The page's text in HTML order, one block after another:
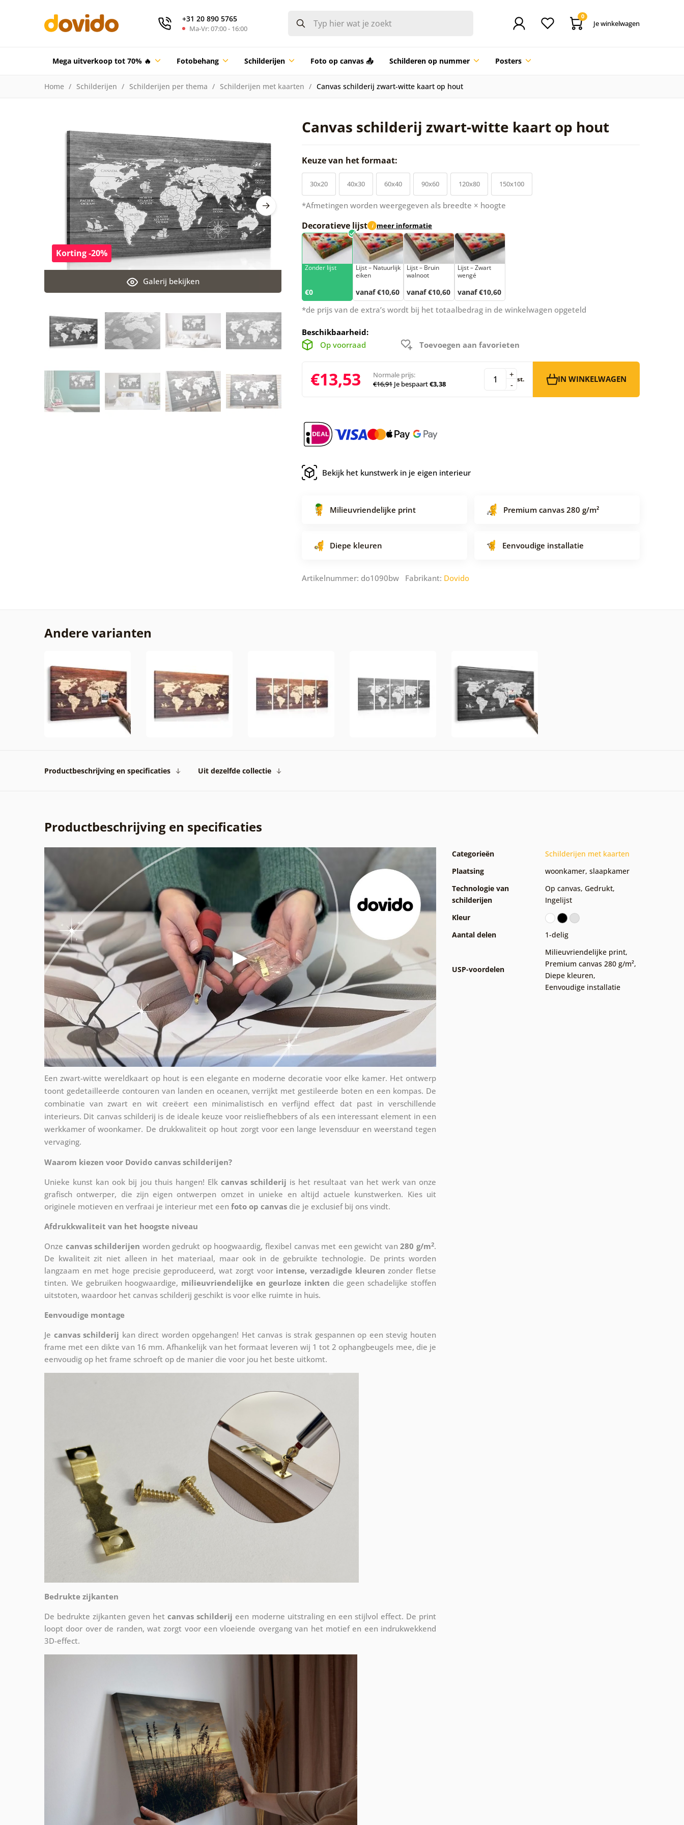
+31 20 890 5765
Ma-Vr: 07:00 - 16:00
0
Je winkelwagen
Mega uitverkoop tot 70% 🔥 Fotobehang Schilderijen Foto op canvas 📤 Schilderen op nummer Posters
Home Schilderijen Schilderijen per thema Schilderijen met kaarten Canvas schilderij zwart-witte kaart op hout
Canvas schilderij zwart-witte kaart op hout
Galerij bekijken
Korting -20%
Keuze van het formaat:
30x20 40x30 60x40 90x60 120x80 150x100
*Afmetingen worden weergegeven als breedte × hoogte
Decoratieve lijst i meer informatie
Zonder lijst
€0
Lijst – Natuurlijk
eiken
vanaf €10,60
Lijst – Bruin
walnoot
vanaf €10,60
Lijst – Zwart
wengé
vanaf €10,60
*de prijs van de extra’s wordt bij het totaalbedrag in de winkelwagen opgeteld
Beschikbaarheid:
Op voorraad
Toevoegen aan favorieten
€13,53
Normale prijs:
€16,91 Je bespaart€3,38 -
+ st. IN WINKELWAGEN
Bekijk het kunstwerk in je eigen interieur
Milieuvriendelijke print Premium canvas 280 g/m²
Diepe kleuren Eenvoudige installatie
Artikelnummer: do1090bw Fabrikant: Dovido
Andere varianten
Productbeschrijving en specificaties Uit dezelfde collectie
Productbeschrijving en specificaties
Een zwart-witte wereldkaart op hout is een elegante en moderne decoratie voor elke kamer. Het ontwerp
toont gedetailleerde contouren van landen en oceanen, verrijkt met gestileerde boten en een kompas. De
combinatie van zwart en wit creëert een minimalistisch en verfijnd effect dat past in verschillende
interieurs. Dit canvas schilderij is de ideale keuze voor reisliefhebbers of als een interessant element in een
werkkamer of woonkamer. De drukkwaliteit op hout zorgt voor een lange levensduur en weerstand tegen
vervaging.
Waarom kiezen voor Dovido canvas schilderijen?
Unieke kunst kan ook bij jou thuis hangen! Elk canvas schilderij is het resultaat van het werk van onze
grafisch ontwerper, die zijn eigen ontwerpen omzet in unieke en altijd actuele kunstwerken. Kies uit
originele motieven en verfraai je interieur met een foto op canvas die je exclusief bij ons vindt.
Afdrukkwaliteit van het hoogste niveau
Onze canvas schilderijen worden gedrukt op hoogwaardig, flexibel canvas met een gewicht van280 g/m2.
De kwaliteit zit niet alleen in het materiaal, maar ook in de gebruikte technologie. De prints worden
langzaam en met hoge precisie geproduceerd, wat zorgt voor intense, verzadigde kleuren zonder fletse
tinten. We gebruiken hoogwaardige, milieuvriendelijke en geurloze inkten die geen schadelijke stoffen
uitstoten, waardoor het canvas schilderij geschikt is voor elke ruimte in huis.
Eenvoudige montage
Je canvas schilderij kan direct worden opgehangen! Het canvas is strak gespannen op een stevig houten
frame met een dikte van 16 mm. Afhankelijk van het formaat leveren wij 1 tot 2 ophangbeugels mee, die je
eenvoudig op het frame schroeft op de manier die voor jou het beste uitkomt.
Bedrukte zijkanten
De bedrukte zijkanten geven hetcanvas schilderij een moderne uitstraling en een stijlvol effect. De print
loopt door over de randen, wat zorgt voor een vloeiende overgang van het motief en een indrukwekkend
3D-effect.
Categorieën
Schilderijen met kaarten
Plaatsing
woonkamer, slaapkamer
Technologie van
schilderijen
Op canvas, Gedrukt,
Ingelijst
Kleur
Aantal delen
1-delig
USP-voordelen
Milieuvriendelijke print,
Premium canvas 280 g/m²,
Diepe kleuren,
Eenvoudige installatie